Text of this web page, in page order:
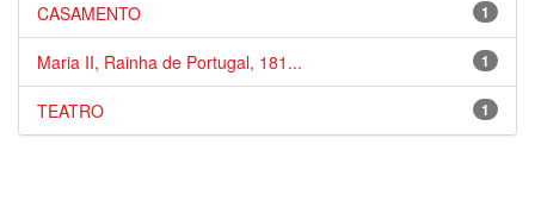
1
CASAMENTO
1
Maria II, Rainha de Portugal, 181...
1
TEATRO